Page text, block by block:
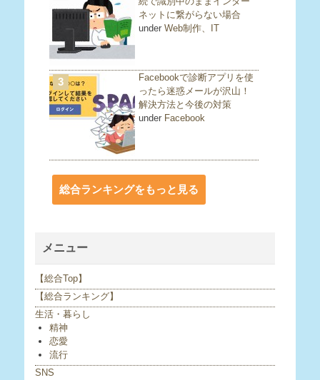
ネットに繋がらない場合
under Web制作、IT
3
Facebookで診断アプリを使
ったら迷惑メールが沢山！
解決方法と今後の対策
under Facebook
総合ランキングをもっと見る
メニュー
【総合Top】
【総合ランキング】
生活・暮らし
精神
恋愛
流行
SNS